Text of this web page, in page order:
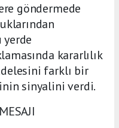
göndermede
kararlılık
farklı bir
sinyalini verdi.